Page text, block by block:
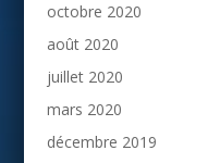
octobre 2020
août 2020
juillet 2020
mars 2020
décembre 2019